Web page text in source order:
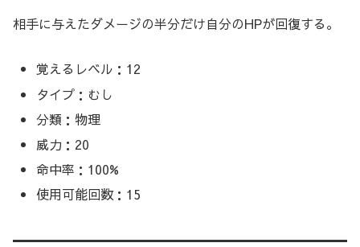
相手に与えたダメージの半分だけ自分のHPが回復する。
覚えるレベル：12
タイプ：むし
分類：物理
威力：20
命中率：100%
使用可能回数：15